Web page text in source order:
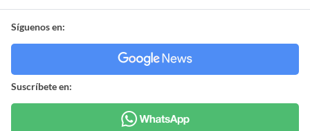
Síguenos en:
Suscríbete en: